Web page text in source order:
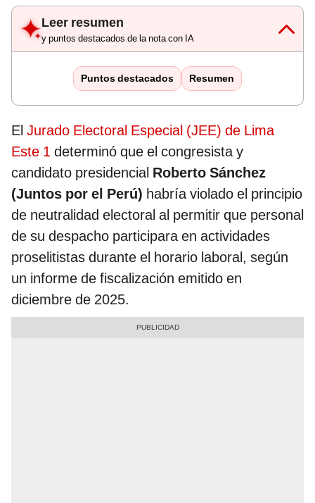
Leer resumen
y puntos destacados de la nota con IA
Puntos destacados Resumen
El Jurado Electoral Especial (JEE) de Lima
Este 1 determinó que el congresista y
candidato presidencial Roberto Sánchez
(Juntos por el Perú) habría violado el principio
de neutralidad electoral al permitir que personal
de su despacho participara en actividades
proselitistas durante el horario laboral, según
un informe de fiscalización emitido en
diciembre de 2025.